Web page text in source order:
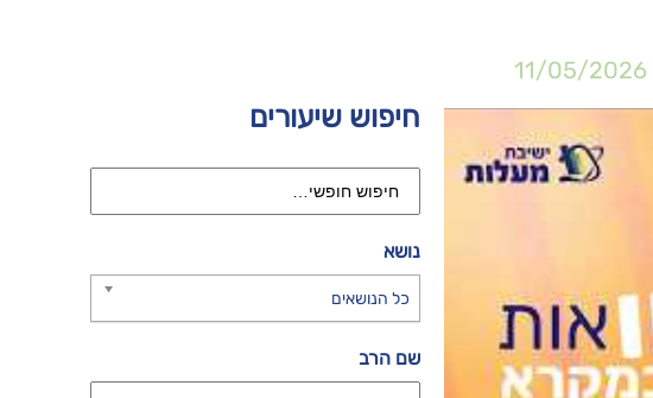
11/05/2026
חיפוש שיעורים
נושא
כל הנושאים
שם הרב